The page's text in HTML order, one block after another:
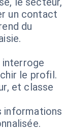
un contact
du
interroge
le profil.
et classe
informations